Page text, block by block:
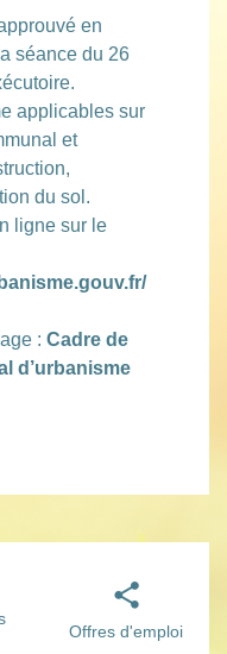
en
séance du 26
applicables sur
et
du sol.
ligne sur le
: Cadre de
d’urbanisme
share
Offres d'emploi